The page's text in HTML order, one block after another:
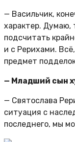
— Васильчик,
характер. Думаю,
подсчитать
и с Рерихами.
предмет
— Младший сын
— Святослава
ситуация с
последнего, мы